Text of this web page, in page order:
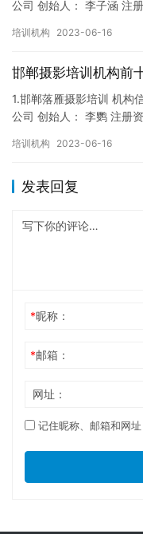
公司 创始人： 李子涵 注
培训机构 2023-06-16
邯郸摄影培训机构前
1.邯郸落雁摄影培训 机构
公司 创始人： 李鹦 注册
培训机构 2023-06-16
发表回复
*昵称：
*邮箱：
网址：
记住昵称、邮箱和网